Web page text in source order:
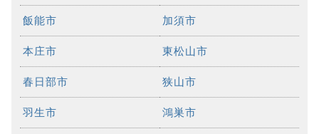
飯能市 加須市
本庄市 東松山市
春日部市 狭山市
羽生市 鴻巣市